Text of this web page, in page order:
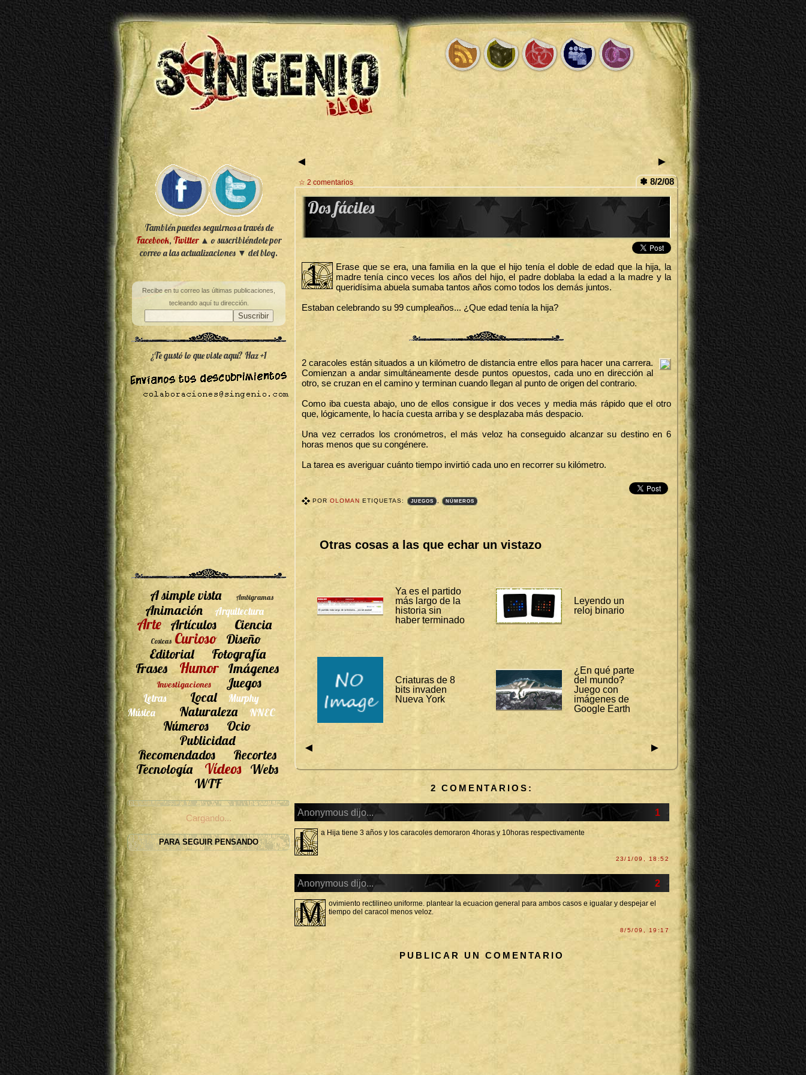
◄ ►
✽ 8/2/08
☆ 2 comentarios
Dos fáciles
1.
Erase que se era, una familia en la que el hijo tenía el doble de edad que la hija, la
madre tenía cinco veces los años del hijo, el padre doblaba la edad a la madre y la
queridísima abuela sumaba tantos años como todos los demás juntos.
Estaban celebrando su 99 cumpleaños... ¿Que edad tenía la hija?
2 caracoles están situados a un kilómetro de distancia entre ellos para hacer una carrera.
Comienzan a andar simultáneamente desde puntos opuestos, cada uno en dirección al
otro, se cruzan en el camino y terminan cuando llegan al punto de origen del contrario.
Como iba cuesta abajo, uno de ellos consigue ir dos veces y media más rápido que el otro
que, lógicamente, lo hacía cuesta arriba y se desplazaba más despacio.
Una vez cerrados los cronómetros, el más veloz ha conseguido alcanzar su destino en 6
horas menos que su congénere.
La tarea es averiguar cuánto tiempo invirtió cada uno en recorrer su kilómetro.
POROLOMANETIQUETAS: JUEGOS , NÚMEROS
Otras cosas a las que echar un vistazo
Ya es el partido
más largo de la
historia sin
haber terminado
Leyendo un
reloj binario
Criaturas de 8
bits invaden
Nueva York
¿En qué parte
del mundo?
Juego con
imágenes de
Google Earth
◄ ►
2 COMENTARIOS:
Anonymous dijo... 1
L a Hija tiene 3 años y los caracoles demoraron 4horas y 10horas respectivamente
23/1/09, 18:52
Anonymous dijo... 2
m
ovimiento rectilineo uniforme. plantear la ecuacion general para ambos casos e igualar y despejar el
tiempo del caracol menos veloz.
8/5/09, 19:17
PUBLICAR UN COMENTARIO
También puedes seguirnos a través de
Facebook,Twitter▲ o suscribiéndote por
correo a las actualizaciones ▼ del blog.
Recibe en tu correo las últimas publicaciones,
tecleando aquí tu dirección.
¿Te gustó lo que viste aquí? Haz +1
A simple vista Ambigramas
Animación Arquitectura
Arte Artículos Ciencia
Cosicas Curioso
Diseño
Editorial
Fotografía
Frases
Humor Imágenes
Investigaciones Juegos
Letras Local
Murphy
Música
Naturaleza NNEC
Números
Ocio
Publicidad
Recomendados
Recortes
Tecnología
Vídeos Webs
WTF
Cargando...
PARA SEGUIR PENSANDO